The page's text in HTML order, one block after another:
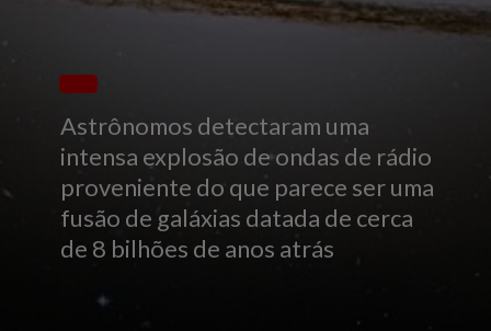
Astrônomos detectaram uma
intensa explosão de ondas de rádio
proveniente do que parece ser uma
fusão de galáxias datada de cerca
de 8 bilhões de anos atrás